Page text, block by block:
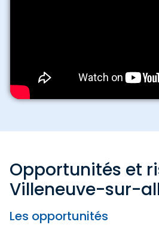
Opportunités et
Villeneuve-sur-
Les opportunités